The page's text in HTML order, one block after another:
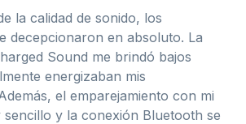
la calidad de sonido, los
decepcionaron en absoluto. La
Sound me brindó bajos
energizaban mis
el emparejamiento con mi
y la conexión Bluetooth se